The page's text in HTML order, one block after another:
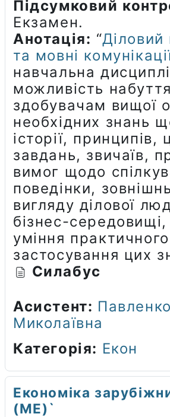
Підсумковий
Екзамен.
Анотація: “Діловий
та мовні
навчальна
можливість набуття
здобувачам вищої
необхідних знань
історії, принципів,
завдань, звичаїв,
вимог щодо
поведінки,
вигляду ділової
бізнес-
уміння практичного
застосування цих
Силабус
Асистент:
Миколаївна
Категорія: Екон
Економіка
(МЕ)`